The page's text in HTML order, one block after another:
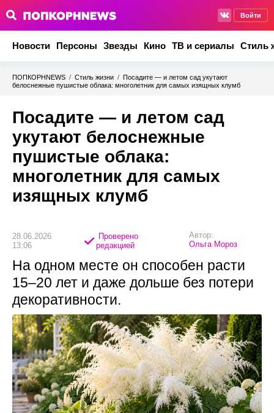
Войти
Новости Персоны Звезды Кино ТВ и сериалы Стиль
ПОПКОРНNEWS / Стиль жизни / Посадите — и летом сад укутают
белоснежные пушистые облака: многолетник для самых изящных клумб
Посадите — и летом сад
укутают белоснежные
пушистые облака:
многолетник для самых
изящных клумб
28.06.2026
13:06
Проверено
редакцией
Автор:
Ольга Мороз
На одном месте он способен расти
15–20 лет и даже дольше без потери
декоративности.